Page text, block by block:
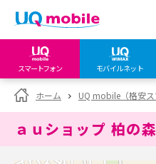
スマートフォン モバイルネット
my UQ WiMAX
UQ WiMAX ご契約の方
My UQ mobile
UQ mobile
オンラインショップ
UQ WiMAX
UQ mobile
販売店舗
UQ WiMAX
ホーム UQ mobile（格安ス
ａｕショップ 柏の森